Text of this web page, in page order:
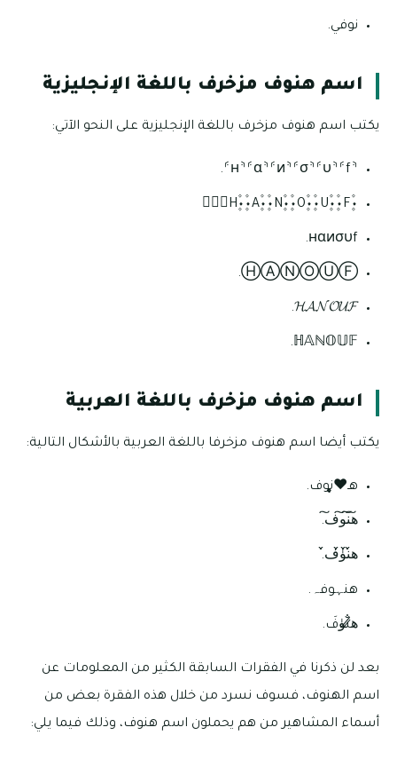
نوفي.
اسم هنوف مزخرف باللغة الإنجليزية
يكتب اسم هنوف مزخرف باللغة الإنجليزية على النحو الآتي:
⸄н⸅⸄α⸅⸄и⸅⸄σ⸅⸄υ⸅⸄f⸅.
۰۪۫H۪۫۰۰۪۫A۪۫۰۰۪۫N۪۫۰۰۪۫O۪۫۰۰۪۫U۪۫۰۰۪۫F۪۫۰
нαиσυf.
ⒽⒶⓃⓄⓊⒻ.
𝓗𝓐𝓝𝓞𝓤𝓕.
ℍ𝔸ℕ𝕆𝕌𝔽.
اسم هنوف مزخرف باللغة العربية
يكتب أيضا اسم هنوف مزخرفا باللغة العربية بالأشكال التالية:
هـ♥̨̥̬̩نوف.
ه͠ن͠و͠ف͠.
ه̀́ن̀́ۈ̀́ف̀́.
هنہوفہ.
ه̷̸̐نۈفَ.
بعد لن ذكرنا في الفقرات السابقة الكثير من المعلومات عن
اسم الهنوف، فسوف نسرد من خلال هذه الفقرة بعض من
أسماء المشاهير من هم يحملون اسم هنوف، وذلك فيما يلي: